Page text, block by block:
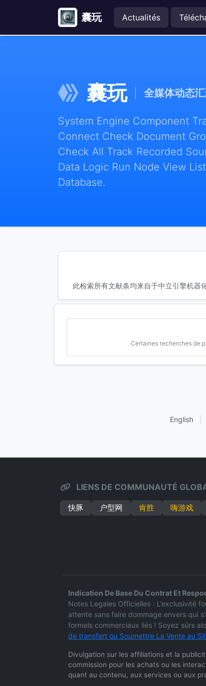
囊玩 Actualités
囊玩 全媒体动态
System Engine Component
Connect Check Document
Check All Track Recorded
Data Logic Run Node View
Database.
此检索所有文献条均来自于中立引擎机器
Certaines recherches de
English
LIENS DE COMMUNAUTÉ
快豚 户型网 肯胜 嗨游戏
Indication De Base Du Contrat Et
Notes Legales Officielles : L’exclusivité
attente sans faire dommage envers qui
formels commerciaux liés ! Soyez sûrs
de transfert ou Soumettre La Vente au
Divulgation sur les affiliations et la
commission pour les achats ou les
quant au contenu, aux services ou aux